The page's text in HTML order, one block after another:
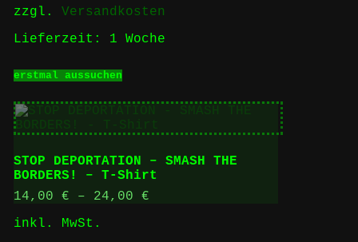
zzgl. Versandkosten
Lieferzeit: 1 Woche
erstmal aussuchenProdukt
mehrere
Varianten
auf.
Optionen
können
auf
STOP DEPORTATION – SMASH THE
BORDERS! – T-Shirt
14,00 € – 24,00 €
inkl. MwSt.